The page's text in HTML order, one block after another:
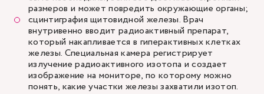
размеров и может повредить окружающие органы;
сцинтиграфия щитовидной железы. Врач
внутривенно вводит радиоактивный препарат,
который накапливается в гиперактивных клетках
железы. Специальная камера регистрирует
излучение радиоактивного изотопа и создает
изображение на мониторе, по которому можно
понять, какие участки железы захватили изотоп.